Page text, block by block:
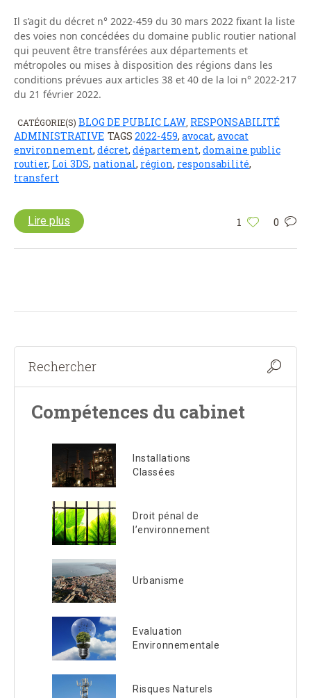
Il s’agit du décret n° 2022-459 du 30 mars 2022 fixant la liste
des voies non concédées du domaine public routier national
qui peuvent être transférées aux départements et
métropoles ou mises à disposition des régions dans les
conditions prévues aux articles 38 et 40 de la loi n° 2022-217
du 21 février 2022.
CATÉGORIE(S) BLOG DE PUBLIC LAW RESPONSABILITÉ
ADMINISTRATIVE TAGS 2022-459, avocat, avocat
environnement, décret, département, domaine public
routier, Loi 3DS, national, région, responsabilité,
transfert
1 0
Lire plus
Compétences du cabinet
Installations
Classées
Droit pénal de
l’environnement
Urbanisme
Evaluation
Environnementale
Risques Naturels